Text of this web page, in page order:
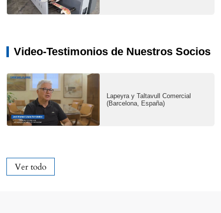
Video-Testimonios de Nuestros Socios
Lapeyra y Taltavull Comercial
(Barcelona, España)
Ver todo